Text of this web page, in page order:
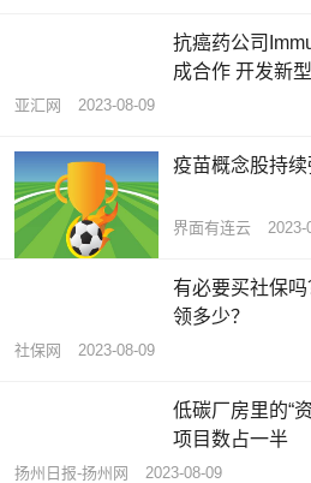
抗癌药公司
成合作 开发新
亚汇网 2023-08-09
疫苗概念股持
界面有连云 2023-
有必要买社保
领多少？
社保网 2023-08-09
低碳厂房里的“
项目数占一半
扬州日报-扬州网 2023-08-09